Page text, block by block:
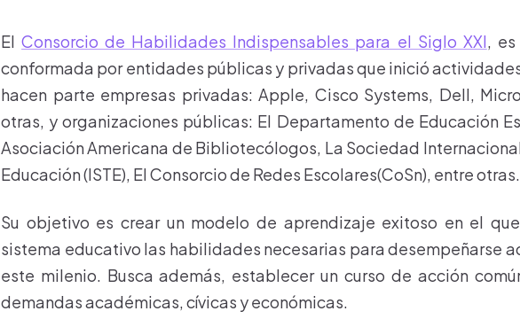
ElConsorcio de Habilidades Indispensables para el Siglo XXl,
conformada por entidades públicas y privadas que inició
hacen parte empresas privadas: Apple, Cisco Systems, Dell,
otras, y organizaciones públicas: El Departamento de Educación
Asociación Americana de Bibliotecólogos, La Sociedad
Educación (ISTE), El Consorcio de Redes Escolares(CoSn), entre otras.
Su objetivo es crear un modelo de aprendizaje exitoso en el
sistema educativo las habilidades necesarias para desempeñarse
este milenio. Busca además, establecer un curso de acción
demandas académicas, cívicas y económicas.